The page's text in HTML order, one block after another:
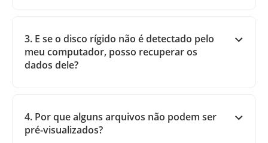
3. E se o disco rígido não é detectado pelo
meu computador, posso recuperar os
dados dele?
4. Por que alguns arquivos não podem ser
pré-visualizados?